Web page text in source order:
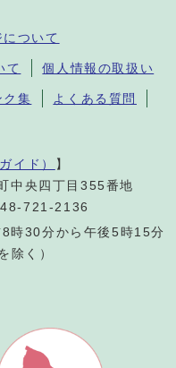
ついて
て 個人情報の取扱い
ク集 よくある質問
イド） 】
中央四丁目355番地
721-2136
時30分から午後5時15分
除く）